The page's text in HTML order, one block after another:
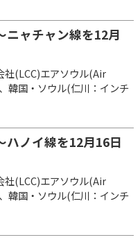
ニャチャン線を12月
社(LCC)エアソウル(Air
韓国・ソウル(仁川：インチ
ハノイ線を12月16日
社(LCC)エアソウル(Air
韓国・ソウル(仁川：インチ